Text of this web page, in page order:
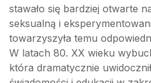
stawało się bardziej otwarte
seksualną i
towarzyszyła temu
W latach 80. XX wieku
która dramatycznie